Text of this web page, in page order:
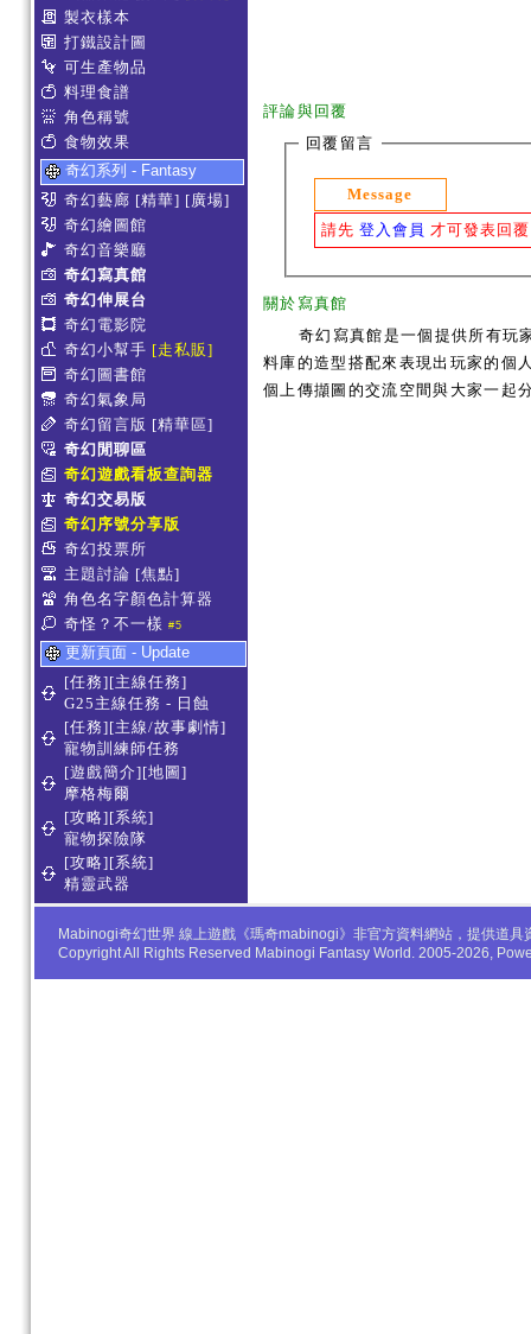
製衣樣本
打鐵設計圖
可生產物品
料理食譜
角色稱號
食物效果
奇幻系列 - Fantasy
奇幻藝廊 [精華] [廣場]
奇幻繪圖館
奇幻音樂廳
奇幻寫真館
奇幻伸展台
奇幻電影院
奇幻小幫手 [走私販]
奇幻圖書館
奇幻氣象局
奇幻留言版 [精華區]
奇幻閒聊區
奇幻遊戲看板查詢器
奇幻交易版
奇幻序號分享版
奇幻投票所
主題討論 [焦點]
角色名字顏色計算器
奇怪？不一樣 #5
更新頁面 - Update
[任務][主線任務]
G25主線任務 - 日蝕
[任務][主線/故事劇情]
寵物訓練師任務
[遊戲簡介][地圖]
摩格梅爾
[攻略][系統]
寵物探險隊
[攻略][系統]
精靈武器
評論與回覆
回覆留言
Message
請先 登入會員 才可發表回
關於寫真館
奇幻寫真館是一個提供所有玩
料庫的造型搭配來表現出玩家的個
個上傳擷圖的交流空間與大家一起
Mabinogi奇幻世界 線上遊戲《瑪奇mabinogi》非官方資料網站，提供道
Copyright All Rights Reserved Mabinogi Fantasy World. 2005-2026,